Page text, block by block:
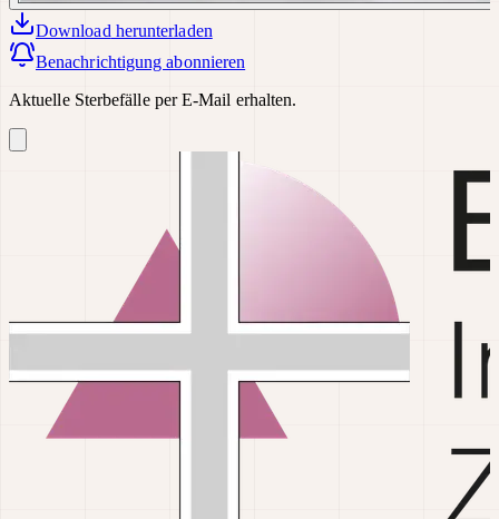
Download herunterladen
Benachrichtigung abonnieren
Aktuelle Sterbefälle per E-Mail erhalten.